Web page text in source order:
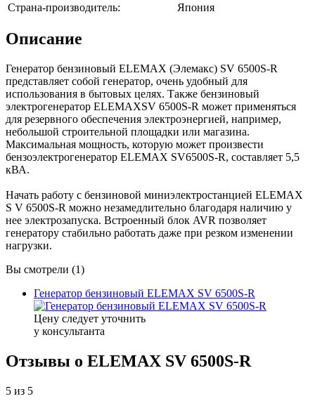
Страна-производитель:
Япония
Описание
Генератор бензиновый ELEMAX (Элемакс) SV 6500S-R
представляет собой генератор, очень удобный для
использования в бытовых целях. Также бензиновый
электрогенератор ELEMAXSV 6500S-R может применяться
для резервного обеспечения электроэнергией, например,
небольшой строительной площадки или магазина.
Максимальная мощность, которую может произвести
бензоэлектрогенератор ELEMAX SV6500S-R, составляет 5,5
кВА.
Начать работу с бензиновой миниэлектростанцией ELEMAX
S V 6500S-R можно незамедлительно благодаря наличию у
нее электрозапуска. Встроенный блок AVR позволяет
генератору стабильно работать даже при резком изменении
нагрузки.
Вы смотрели (1)
Генератор бензиновый ELEMAX SV 6500S-R
Цену следует уточнить
у консультанта
Отзывы о ELEMAX SV 6500S-R
5 из 5